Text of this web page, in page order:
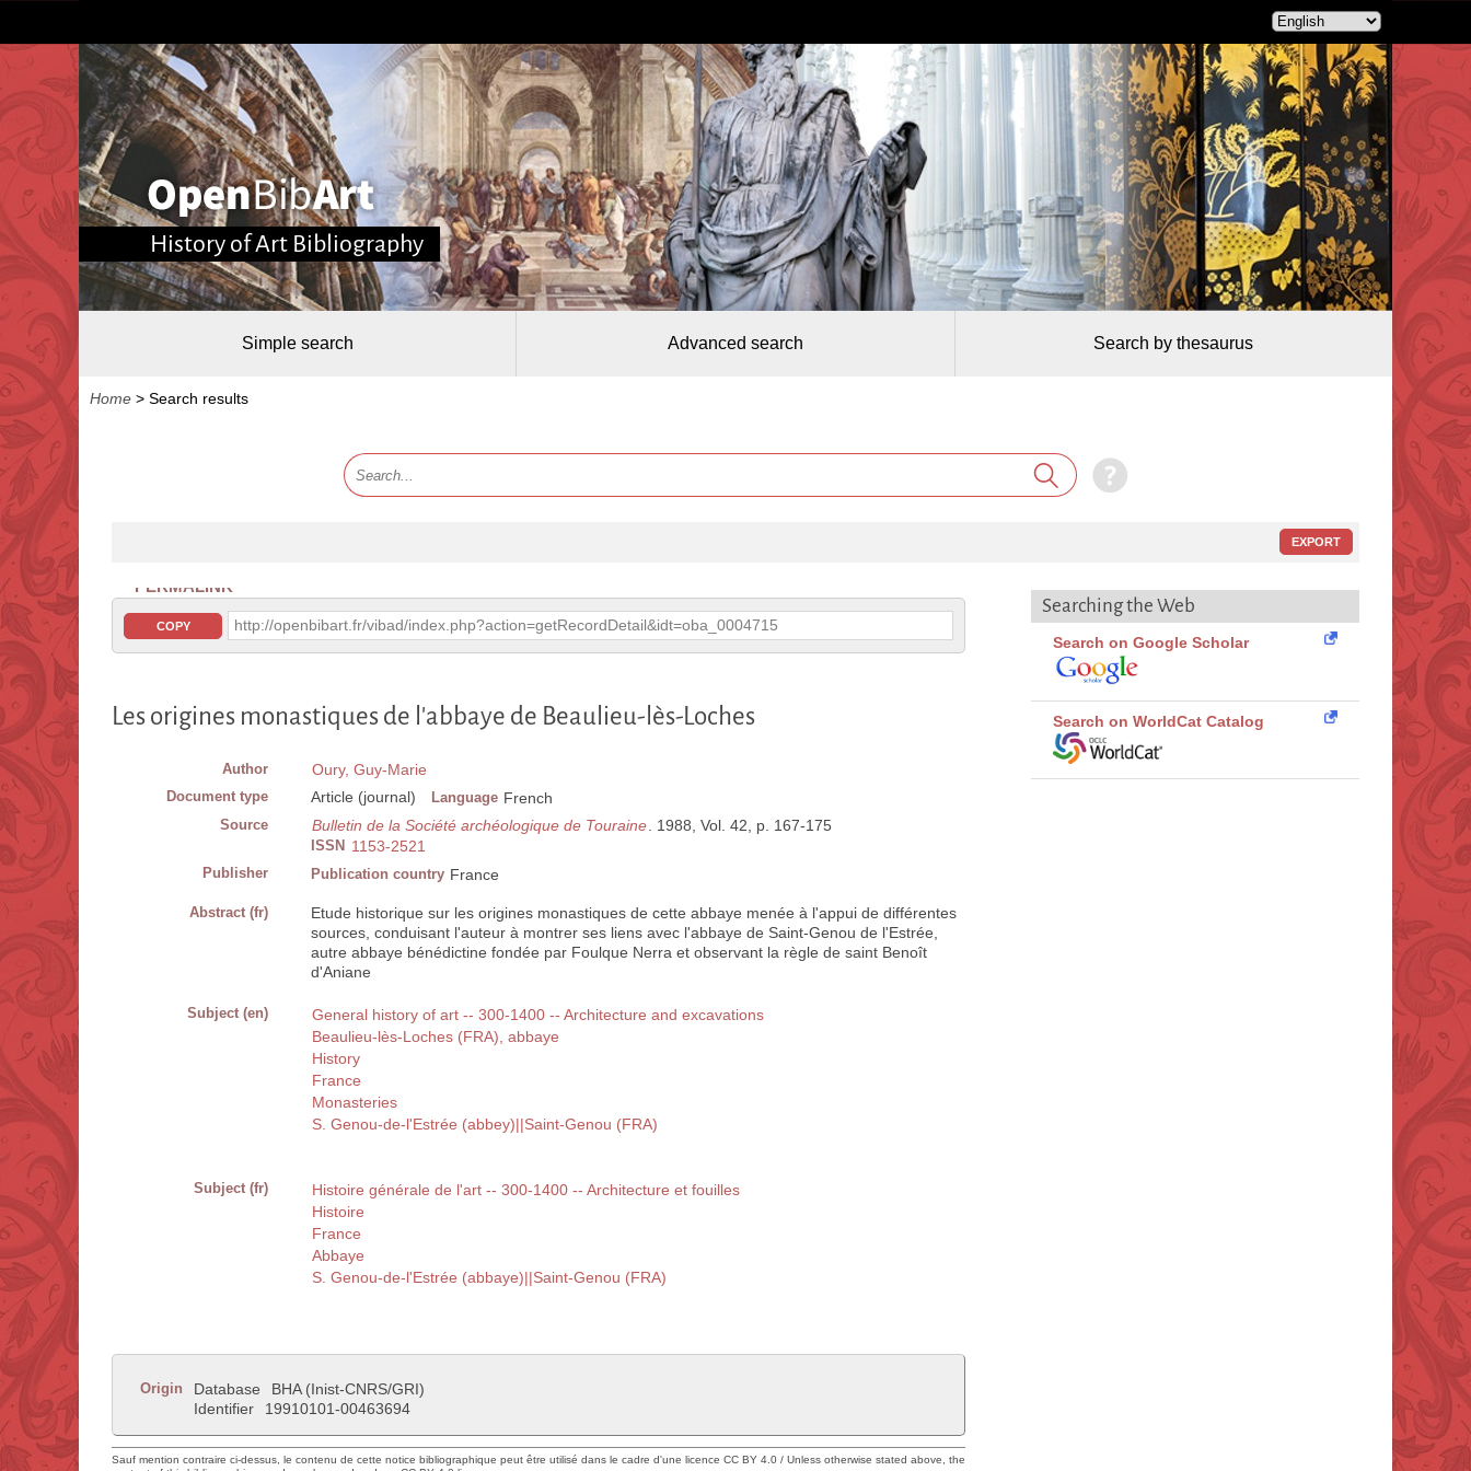
History of Art Bibliography
Simple search Advanced search Search by thesaurus
Home > Search results
EXPORT
PERMALINK
COPY http://openbibart.fr/vibad/index.php?action=getRecordDetail&idt=oba_0004715
Les origines monastiques de l'abbaye de Beaulieu-lès-Loches
Author Oury, Guy-Marie
Document type Article (journal) Language French
Source Bulletin de la Société archéologique de Touraine . 1988, Vol. 42, p. 167-175
ISSN 1153-2521
Publisher Publication country France
Abstract (fr)
Etude historique sur les origines monastiques de cette abbaye menée à l'appui de différentes
sources, conduisant l'auteur à montrer ses liens avec l'abbaye de Saint-Genou de l'Estrée,
autre abbaye bénédictine fondée par Foulque Nerra et observant la règle de saint Benoît
d'Aniane
Subject (en)
General history of art -- 300-1400 -- Architecture and excavations
Beaulieu-lès-Loches (FRA), abbaye
History
France
Monasteries
S. Genou-de-l'Estrée (abbey)||Saint-Genou (FRA)
Subject (fr)
Histoire générale de l'art -- 300-1400 -- Architecture et fouilles
Histoire
France
Abbaye
S. Genou-de-l'Estrée (abbaye)||Saint-Genou (FRA)
Origin Database
BHA (Inist-CNRS/GRI)
Identifier
19910101-00463694
Sauf mention contraire ci-dessus, le contenu de cette notice bibliographique peut être utilisé dans le cadre d'une licence CC BY 4.0 / Unless otherwise stated above, the
Searching the Web
Search on Google Scholar
Search on WorldCat Catalog